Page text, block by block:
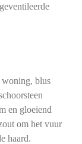
blus
en gloeiend
om het vuur
haard.